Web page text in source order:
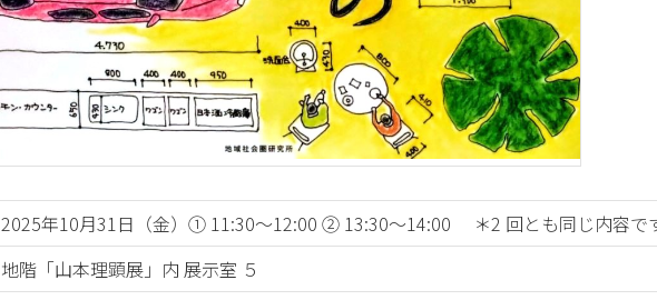
2025年10月31日（金）① 11:30～12:00 ② 13:30～14:00 ＊2 回とも同じ内容で
地階「山本理顕展」内 展示室 ５